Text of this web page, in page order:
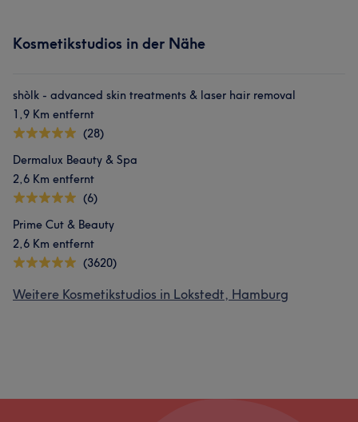
Kosmetikstudios in der Nähe
shòlk - advanced skin treatments & laser hair removal
1,9 Km entfernt
(28)
Dermalux Beauty & Spa
2,6 Km entfernt
(6)
Prime Cut & Beauty
2,6 Km entfernt
(3620)
Weitere Kosmetikstudios in Lokstedt, Hamburg